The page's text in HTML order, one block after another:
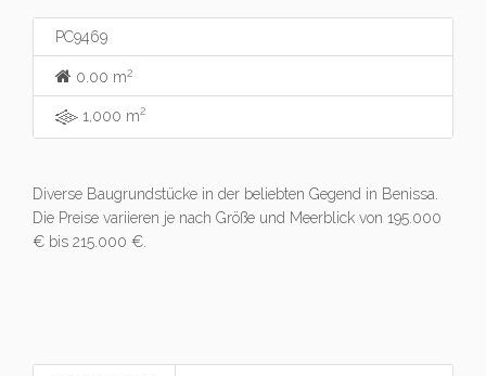
PC9469
0.00 m2
1,000 m2
Diverse Baugrundstücke in der beliebten Gegend in Benissa.
Die Preise variieren je nach Größe und Meerblick von 195.000
€ bis 215.000 €.